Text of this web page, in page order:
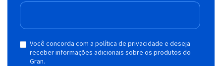
Você concorda com a política de privacidade e deseja
receber informações adicionais sobre os produtos do
Gran.